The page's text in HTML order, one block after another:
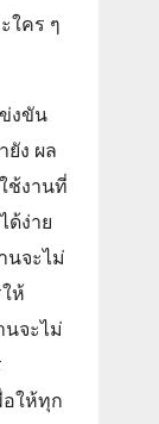
ใคร ๆ
งขัน
ยัง ผล
ช้งานที่
ด้ง่าย
นจะไม่
ห้
จะไม่
อให้ทุก